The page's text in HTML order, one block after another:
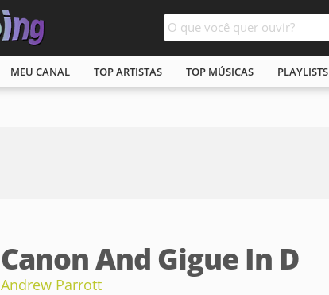
MEU CANAL TOP ARTISTAS TOP MÚSICAS PLAYLISTS
Canon And Gigue In D
Andrew Parrott